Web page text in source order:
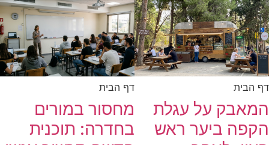
דף הבית
המאבק על עגלת
הקפה ביער ראש
דף הבית
מחסור במורים
בחדרה: תוכנית